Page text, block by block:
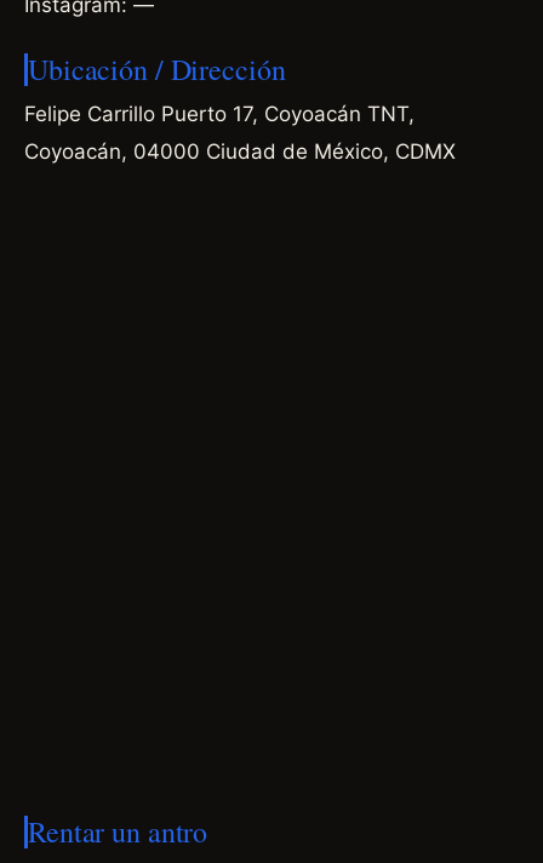
Instagram: —
Ubicación / Dirección
Felipe Carrillo Puerto 17, Coyoacán TNT,
Coyoacán, 04000 Ciudad de México, CDMX
Rentar un antro